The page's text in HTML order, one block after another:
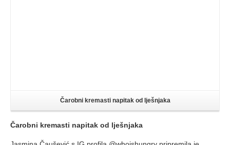
Čarobni kremasti napitak od lješnjaka
Čarobni kremasti napitak od lješnjaka